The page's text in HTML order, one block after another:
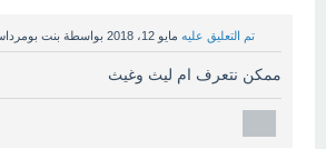
تم التعليق عليه مايو 12، 2018 بواسطة بنت
ممكن نتعرف ام ليث وغيث